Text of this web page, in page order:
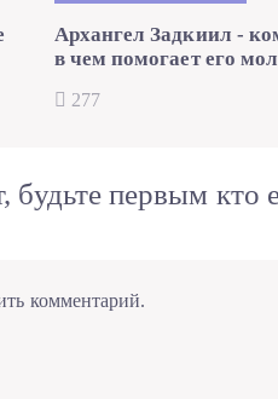
Архангел Задкиил -
в чем помогает его
277
будьте первым кто
комментарий.